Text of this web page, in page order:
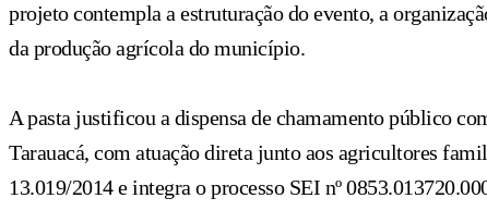
projeto contempla a estruturação do evento, a
da produção agrícola do município.
A pasta justificou a dispensa de chamamento público
Tarauacá, com atuação direta junto aos agricultores
13.019/2014 e integra o processo SEI nº